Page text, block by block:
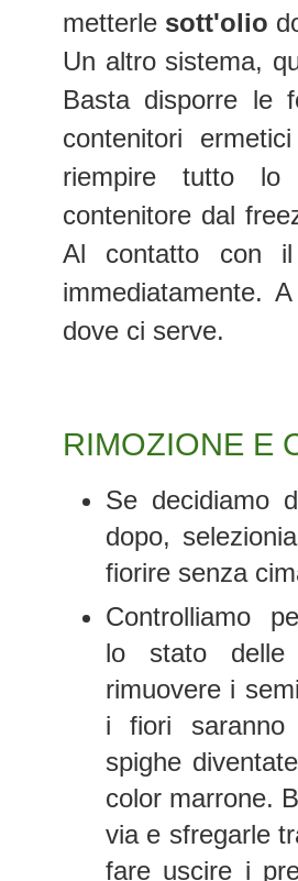
metterle sott'olio
Un altro sistema,
Basta disporre le
contenitori
riempire tutto lo
contenitore dal
Al contatto con
immediatamente.
dove ci serve.
RIMOZIONE E
Se decidiamo
dopo,
fiorire senza
Controlliamo
lo stato delle
rimuovere i
i fiori
spighe
color marrone.
via e sfregarle
fare uscire i